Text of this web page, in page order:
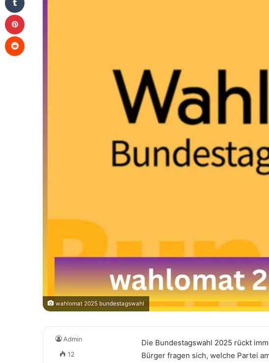
wahlomat 2025 bundestagswahl
Die Bundestagswahl 2025 rückt
Bürger fragen sich, welche Partei
Admin
12